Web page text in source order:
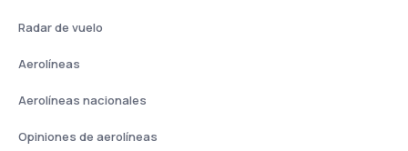
Radar de vuelo
Aerolíneas
Aerolíneas nacionales
Opiniones de aerolíneas